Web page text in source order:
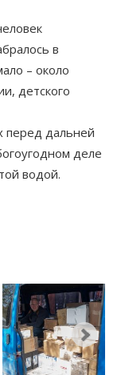
в
– около
детского
перед дальней
деле
водой.